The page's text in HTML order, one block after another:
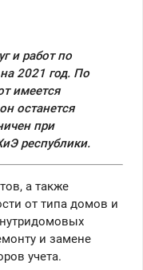
и работ по
2021 год. По
имеется
останется
при
республики.
а также
от типа домов и
и замене
учета.